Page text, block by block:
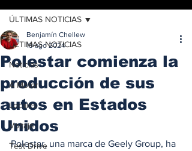
ÚLTIMAS NOTICIAS
Noticias
A Motor
Locales
Voltaje
Test Drive
ÚLTIMAS NOTICIAS
Polestar comienza la
producción de sus
autos en Estados
Unidos
Benjamín Chellew
19 ago 2024
Polestar, una marca de Geely Group, ha